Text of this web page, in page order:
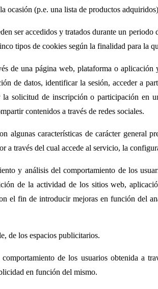
ocasión (p.e. una lista de productos
ser accedidos y tratados durante un
tipos de cookies según la finalidad para la
de una página web, plataforma o
de datos, identificar la sesión, acceder a
solicitud de inscripción o participación en
contenidos a través de redes sociales.
algunas características de carácter general
través del cual accede al servicio, la
y análisis del comportamiento de los
de la actividad de los sitios web,
el fin de introducir mejoras en función del
de los espacios publicitarios.
de los usuarios obtenida a
en función del mismo.